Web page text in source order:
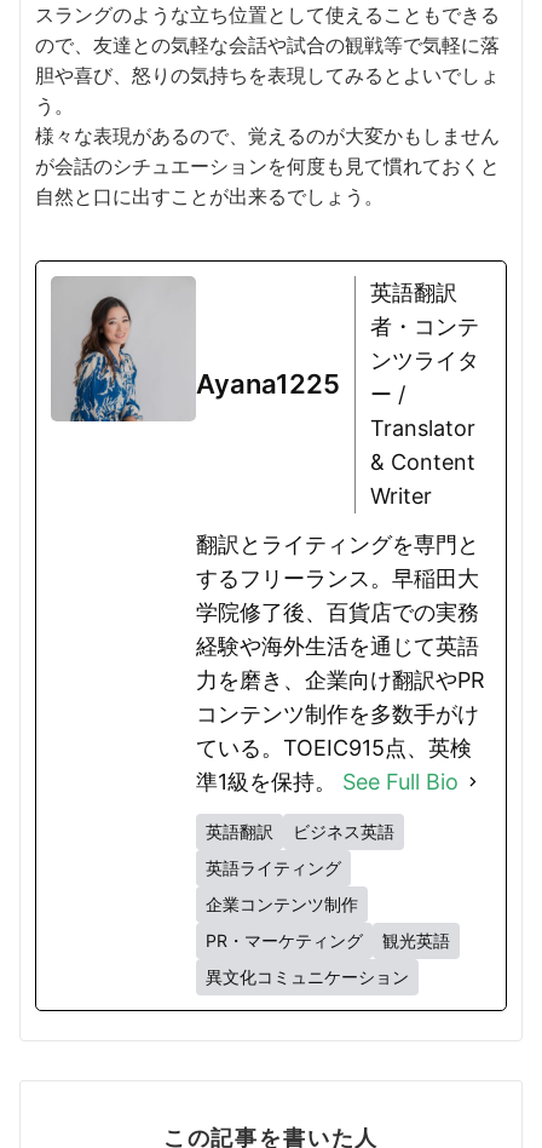
スラングのような立ち位置として使えることもできる
ので、友達との気軽な会話や試合の観戦等で気軽に落
胆や喜び、怒りの気持ちを表現してみるとよいでしょ
う。
様々な表現があるので、覚えるのが大変かもしません
が会話のシチュエーションを何度も見て慣れておくと
自然と口に出すことが出来るでしょう。
Ayana1225
英語翻訳
者・コンテ
ンツライタ
ー /
Translator
& Content
Writer
翻訳とライティングを専門と
するフリーランス。早稲田大
学院修了後、百貨店での実務
経験や海外生活を通じて英語
力を磨き、企業向け翻訳やPR
コンテンツ制作を多数手がけ
ている。TOEIC915点、英検
準1級を保持。 See Full Bio
英語翻訳
ビジネス英語
英語ライティング
企業コンテンツ制作
PR・マーケティング
観光英語
異文化コミュニケーション
この記事を書いた人